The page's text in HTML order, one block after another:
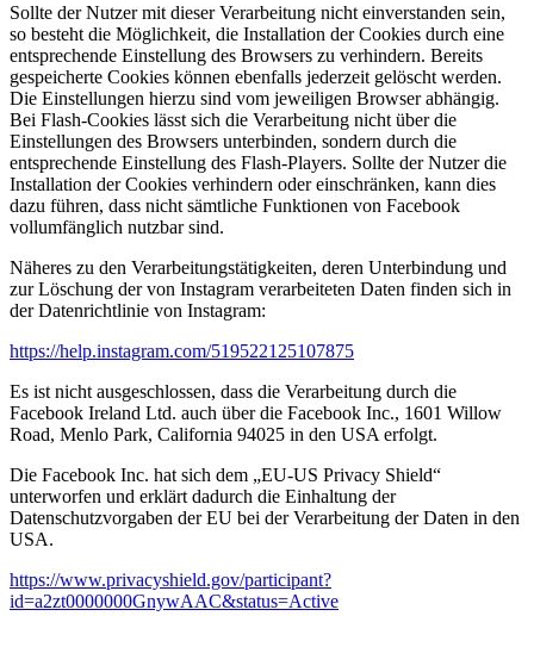
Sollte der Nutzer mit dieser Verarbeitung nicht einverstanden sein,
so besteht die Möglichkeit, die Installation der Cookies durch eine
entsprechende Einstellung des Browsers zu verhindern. Bereits
gespeicherte Cookies können ebenfalls jederzeit gelöscht werden.
Die Einstellungen hierzu sind vom jeweiligen Browser abhängig.
Bei Flash-Cookies lässt sich die Verarbeitung nicht über die
Einstellungen des Browsers unterbinden, sondern durch die
entsprechende Einstellung des Flash-Players. Sollte der Nutzer die
Installation der Cookies verhindern oder einschränken, kann dies
dazu führen, dass nicht sämtliche Funktionen von Facebook
vollumfänglich nutzbar sind.
Näheres zu den Verarbeitungstätigkeiten, deren Unterbindung und
zur Löschung der von Instagram verarbeiteten Daten finden sich in
der Datenrichtlinie von Instagram:
https://help.instagram.com/519522125107875
Es ist nicht ausgeschlossen, dass die Verarbeitung durch die
Facebook Ireland Ltd. auch über die Facebook Inc., 1601 Willow
Road, Menlo Park, California 94025 in den USA erfolgt.
Die Facebook Inc. hat sich dem „EU-US Privacy Shield“
unterworfen und erklärt dadurch die Einhaltung der
Datenschutzvorgaben der EU bei der Verarbeitung der Daten in den
USA.
https://www.privacyshield.gov/participant?
id=a2zt0000000GnywAAC&status=Active